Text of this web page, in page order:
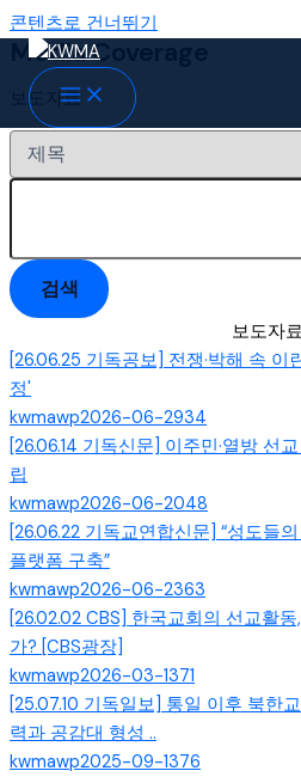
콘텐츠로 건너뛰기
Media Coverage
보도자료
검색
보도자료
[26.06.25 기독공보] 전쟁·박해 속
정'
kwmawp2026-06-2934
[26.06.14 기독신문] 이주민·열방 선
립
kwmawp2026-06-2048
[26.06.22 기독교연합신문] “성도들
플랫폼 구축”
kwmawp2026-06-2363
[26.02.02 CBS] 한국교회의 선교활
가? [CBS광장]
kwmawp2026-03-1371
[25.07.10 기독일보] 통일 이후 북한
력과 공감대 형성 ..
kwmawp2025-09-1376